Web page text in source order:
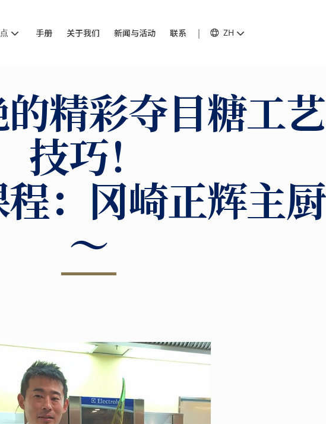
手册 关于我们 新闻与活动 联系 ZH
精彩夺目糖工艺
技巧！
：冈崎正辉主厨
～